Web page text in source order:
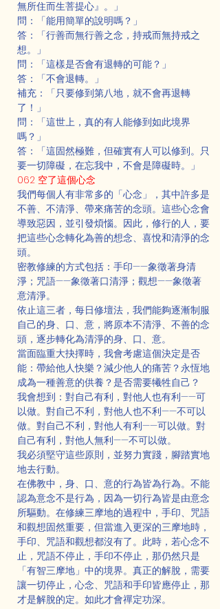
無所住而生菩提心』。」
問：「能用簡單的說明嗎？」
答：「行善而無行善之念，持戒而無持戒之
想。」
問：「這樣是否會有退轉的可能？」
答：「不會退轉。」
補充：「只要修到第八地，就不會再退轉
了！」
問：「這世上，真的有人能修到如此境界
嗎？」
答：「這固然極難，但確實有人可以修到。只
要一切障礙，在忘我中，不會是障礙時。」
062 空了這個心念
我們每個人有非常多的「心念」，其中許多是
不善、不清淨、帶來痛苦的念頭。這些心念會
導致惡因，並引發煩惱。因此，修行的人，要
把這些心念轉化為善的想念、喜悅和清淨的念
頭。
密教修練的方式包括：手印——象徵著身清
淨；咒語——象徵著口清淨；觀想——象徵著
意清淨。
依止這三者，每日修壇法，我們能夠逐漸制服
自己的身、口、意，將原本不清淨、不善的念
頭，逐步轉化為清淨的身、口、意。
當面臨重大抉擇時，我會考慮這個決定是否
能：帶給他人快樂？減少他人的痛苦？永恆地
成為一種善意的供養？是否需要犧牲自己？
我會想到：對自己有利，對他人也有利——可
以做。對自己不利，對他人也不利——不可以
做。對自己不利，對他人有利——可以做。對
自己有利，對他人無利——不可以做。
我必須堅守這些原則，並努力實踐，腳踏實地
地去行動。
在佛教中，身、口、意的行為皆為行為。不能
認為意念不是行為，因為一切行為皆是由意念
所驅動。在修練三摩地的過程中，手印、咒語
和觀想固然重要，但當進入更深的三摩地時，
手印、咒語和觀想都沒有了。此時，若心念不
止，咒語不停止，手印不停止，那仍然只是
「有智三摩地」中的境界。真正的解脫，需要
讓一切停止，心念、咒語和手印皆應停止，那
才是解脫的定。如此才會禪定功深。